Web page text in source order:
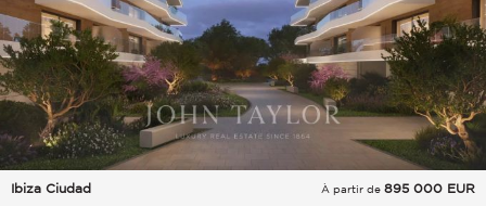
Ibiza Ciudad
À partir de 895 000 EUR